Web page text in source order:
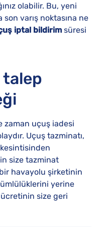
olabilir. Bu, yeni
varış noktasına ne
iptal bildirimsüresi
talep
zaman uçuş iadesi
Uçuş tazminatı,
size tazminat
havayolu şirketinin
yerine
size geri